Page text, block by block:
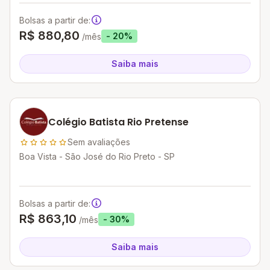
Bolsas a partir de:
R$ 880,80 /mês - 20%
Saiba mais
Colégio Batista Rio Pretense
Sem avaliações
Boa Vista - São José do Rio Preto - SP
Bolsas a partir de:
R$ 863,10 /mês - 30%
Saiba mais